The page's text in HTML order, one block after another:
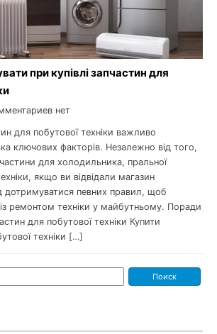
при купівлі запчастин для
нет
для побутової техніки важливо
ключових факторів. Незалежно від того,
для холодильника, пральної
якщо ви відвідали магазин
дотримуватися певних правил, щоб
ремонтом техніки у майбутньому. Поради
для побутової техніки Купити
техніки […]